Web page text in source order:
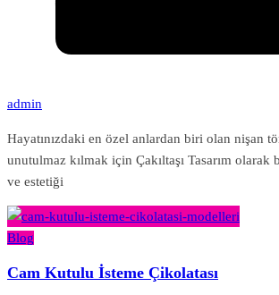
admin
Hayatınızdaki en özel anlardan biri olan nişan
unutulmaz kılmak için Çakıltaşı Tasarım olarak
ve estetiği
Blog
Cam Kutulu İsteme Çikolatası